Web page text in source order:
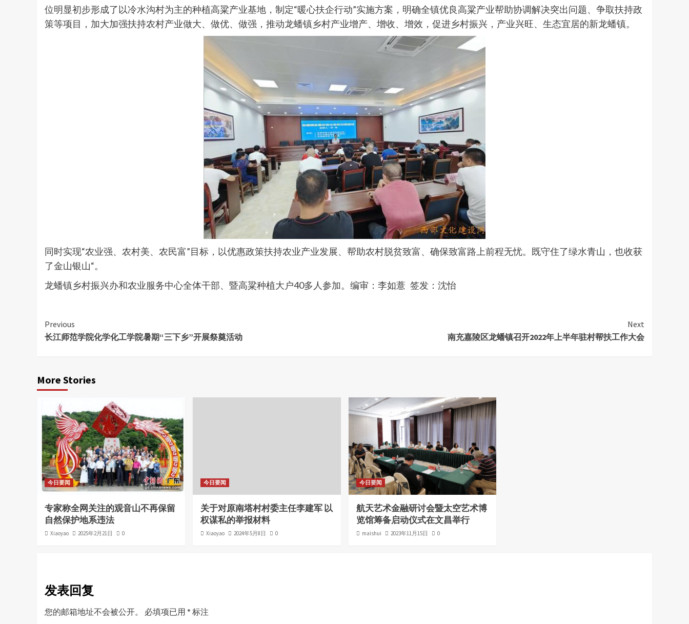
位明显初步形成了以冷水沟村为主的种植高粱产业基地，制定“暖心扶企行动”实施方案，明确全镇优良高粱产业帮助协调解决突出问题、争取扶持政
策等项目，加大加强扶持农村产业做大、做优、做强，推动龙蟠镇乡村产业增产、增收、增效，促进乡村振兴，产业兴旺、生态宜居的新龙蟠镇。
同时实现“农业强、农村美、农民富”目标，以优惠政策扶持农业产业发展、帮助农村脱贫致富、确保致富路上前程无忧。既守住了绿水青山，也收获
了金山银山“。
龙蟠镇乡村振兴办和农业服务中心全体干部、暨高粱种植大户40多人参加。编审：李如薏 签发：沈怡
Continue
Reading
Previous
长江师范学院化学化工学院暑期“三下乡”开展祭奠活动
Next
南充嘉陵区龙蟠镇召开2022年上半年驻村帮扶工作大会
More Stories
今日要闻
专家称全网关注的观音山不再保留
自然保护地系违法
Xiaoyao 2025年2月21日 0
今日要闻
关于对原南塔村村委主任李建军 以
权谋私的举报材料
Xiaoyao 2024年5月8日 0
今日要闻
航天艺术金融研讨会暨太空艺术博
览馆筹备启动仪式在文昌举行
maishui 2023年11月15日 0
发表回复
您的邮箱地址不会被公开。 必填项已用 * 标注